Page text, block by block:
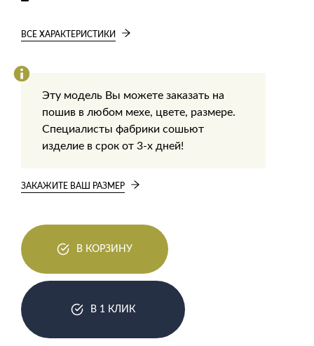
ВСЕ ХАРАКТЕРИСТИКИ
Эту модель Вы можете заказать на
пошив в любом мехе, цвете, размере.
Специалисты фабрики сошьют
изделие в срок от 3-х дней!
ЗАКАЖИТЕ ВАШ РАЗМЕР
В КОРЗИНУ
В 1 КЛИК